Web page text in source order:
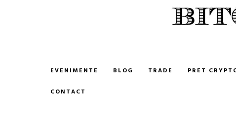
CUMPARA SI VINDE BITCOIN
EVENIMENTE BLOG TRADE PRET
CONTACT